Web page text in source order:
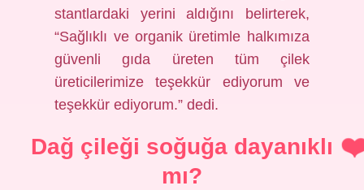
stantlardaki yerini aldığını belirterek,
“Sağlıklı ve organik üretimle halkımıza
güvenli gıda üreten tüm çilek
üreticilerimize teşekkür ediyorum ve
teşekkür ediyorum.” dedi.
Dağ çileği soğuğa dayanıklı
mı?